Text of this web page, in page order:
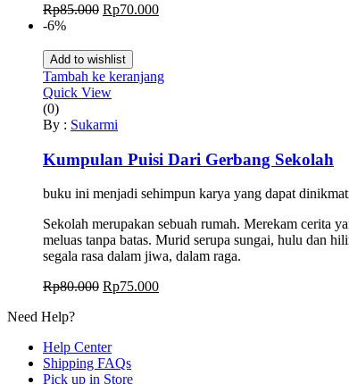
Rp85.000 Harga
Rp85.000.
Rp70.000Harga
Rp70.000.
-6%
Add to wishlist
Tambah ke keranjang
Quick View
(0)
By : Sukarmi
Kumpulan Puisi Dari Gerbang Sekolah
buku ini menjadi sehimpun karya yang dapat
Sekolah merupakan sebuah rumah. Merekam cerita
meluas tanpa batas. Murid serupa sungai, hulu dan
segala rasa dalam jiwa, dalam raga.
Rp80.000 Harga
Rp75.000Harga
Need Help?
Help Center
Shipping FAQs
Pick up in Store